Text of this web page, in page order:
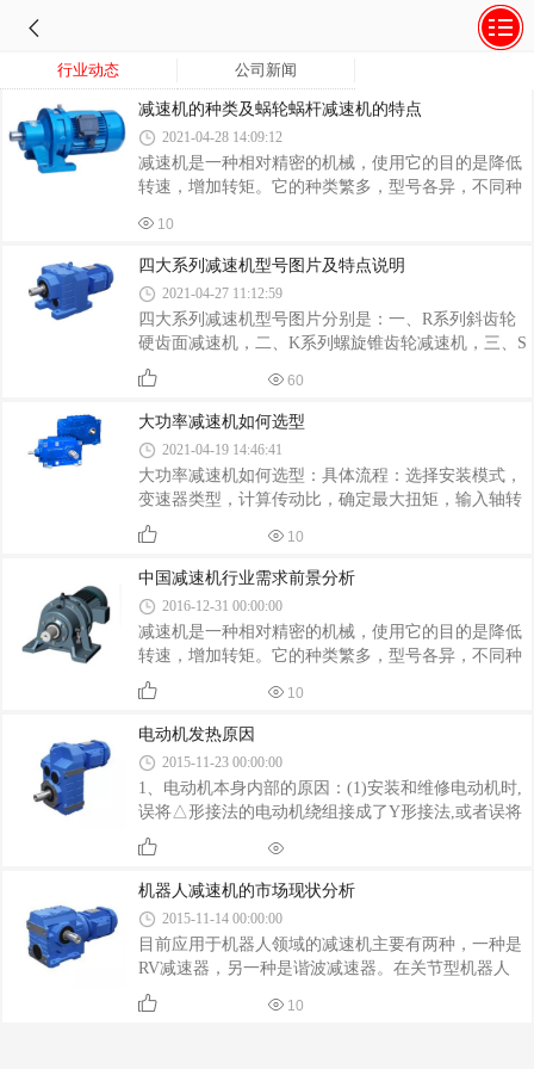
行业动态 公司新闻
减速机的种类及蜗轮蜗杆减速机的特点
2021-04-28 14:09:12
减速机是一种相对精密的机械，使用它的目的是降低
转速，增加转矩。它的种类繁多，型号各异，不同种
按照传动类型可分为齿轮减速器、蜗杆减速器和行星
齿轮减速器；按照传动级数不同可分为单级和多级减
速器；按照齿轮形状可分为圆柱齿轮减速器、圆锥齿
轮减速器和圆锥－圆柱齿轮减速器；按照传动的布置
形式又可分为展开式、分流式和同轴式减速器。蜗轮
蜗杆减速机的特点蜗轮蜗杆减速机的主要特点是具有
反向自锁功能，可以有较大的减速比，输入轴和输出
10
四大系列减速机型号图片及特点说明
2021-04-27 11:12:59
四大系列减速机型号图片分别是：一、R系列斜齿轮
硬齿面减速机，二、K系列螺旋锥齿轮减速机，三、S
系列斜齿轮蜗轮蜗杆减速机，四、F系列平行轴斜齿
轮减速机。具体减速图片和特点查看详情
60
大功率减速机如何选型
2021-04-19 14:46:41
大功率减速机如何选型：具体流程：选择安装模式，
变速器类型，计算传动比，确定最大扭矩，输入轴转
速，计算功率，检查加热并选择型号。 首先确定
大功率减速机的种类，如铸铁蜗轮减速机、铝合金蜗
轮减速机、齿轮减速机等。 一、减速机结构及附
件型式确定后，在了解减速机结构的基础上，根据工
况要求，初步确定如下内容： 1.减速机的传动级
数根据工作转速的要求和传动部件的类型、传动比、
空间位置和尺寸的要求确定。 2.确定传动部件的
布置形式。如果没有特殊要求，则应尽可能水平地布
10
中国减速机行业需求前景分析
2016-12-31 00:00:00
减速机是一种相对精密的机械，使用它的目的是降低
转速，增加转矩。它的种类繁多，型号各异，不同种
类有不同的用途。减速器的种类繁多，按照传动类型
可分为齿轮减速器、蜗杆减速器和行星齿轮减速器；
按照传动级数不同可分为单级和多级减速器；
10
电动机发热原因
2015-11-23 00:00:00
1、电动机本身内部的原因：(1)安装和维修电动机时,
误将△形接法的电动机绕组接成了Y形接法,或者误将
Y形接法的接成了△形。(2)绕组相间、匝间短路或接
地,导致绕组电流增大,三相电流不平衡,使电动机过
热。
机器人减速机的市场现状分析
2015-11-14 00:00:00
目前应用于机器人领域的减速机主要有两种，一种是
RV减速器，另一种是谐波减速器。在关节型机器人
中，由于RV减速器具有更高的刚度和回转精度，一般
将RV减速器放置在机座、大臂、肩部等重负载的位
10